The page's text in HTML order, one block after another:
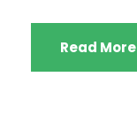
Read More